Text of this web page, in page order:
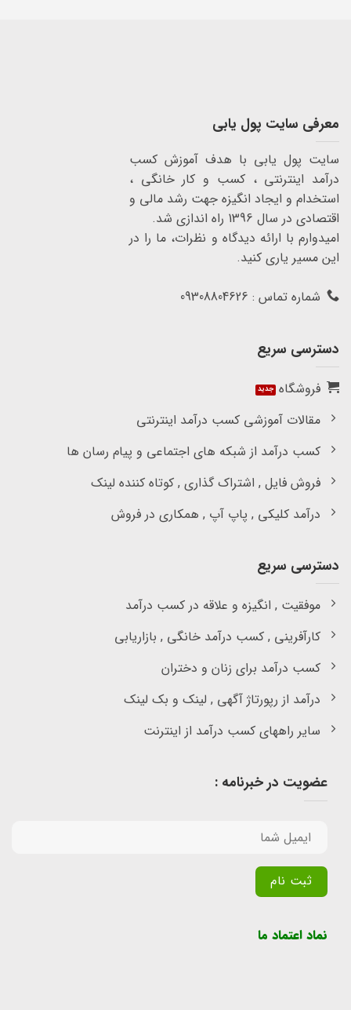
معرفی سایت پول یابی
سایت پول یابی با هدف آموزش کسب
درآمد اینترنتی ، کسب و کار خانگی ،
استخدام و ایجاد انگیزه جهت رشد مالی و
اقتصادی در سال 1396 راه اندازی شد.
امیدوارم با ارائه دیدگاه و نظرات، ما را در
این مسیر یاری کنید.
شماره تماس : 09308804626
دسترسی سریع
فروشگاه
مقالات آموزشی کسب درآمد اینترنتی
کسب درآمد از شبکه های اجتماعی و پیام رسان ها
فروش فایل , اشتراک گذاری , کوتاه کننده لینک
درآمد کلیکی , پاپ آپ , همکاری در فروش
دسترسی سریع
موفقیت , انگیزه و علاقه در کسب درآمد
کارآفرینی , کسب درآمد خانگی , بازاریابی
کسب درآمد برای زنان و دختران
درآمد از رپورتاژ آگهی , لینک و بک لینک
سایر راههای کسب درآمد از اینترنت
عضویت در خبرنامه :
نماد اعتماد ما